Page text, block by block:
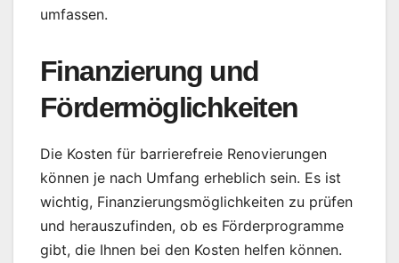
umfassen.
Finanzierung und
Fördermöglichkeiten
Die Kosten für barrierefreie Renovierungen
können je nach Umfang erheblich sein. Es ist
wichtig, Finanzierungsmöglichkeiten zu prüfen
und herauszufinden, ob es Förderprogramme
gibt, die Ihnen bei den Kosten helfen können.